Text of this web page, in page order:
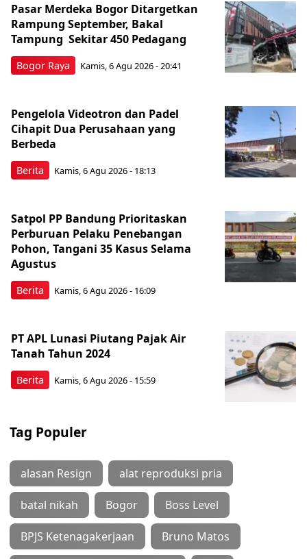
Bogor Raya
Pasar Merdeka Bogor Ditargetkan
Rampung September, Bakal
Tampung Sekitar 450 Pedagang
Kamis, 6 Agu 2026 - 20:41
Berita
Pengelola Videotron dan Padel
Cihapit Dua Perusahaan yang
Berbeda
Kamis, 6 Agu 2026 - 18:13
Berita
Satpol PP Bandung Prioritaskan
Perburuan Pelaku Penebangan
Pohon, Tangani 35 Kasus Selama
Agustus
Kamis, 6 Agu 2026 - 16:09
Berita
PT APL Lunasi Piutang Pajak Air
Tanah Tahun 2024
Kamis, 6 Agu 2026 - 15:59
Tag Populer
alasan Resign alat reproduksi pria
batal nikah Bogor Boss Level
BPJS Ketenagakerjaan Bruno Matos